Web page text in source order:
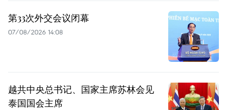
第33次外交会议闭幕
07/08/2026 14:08
越共中央总书记、国家主席苏林会见
泰国国会主席